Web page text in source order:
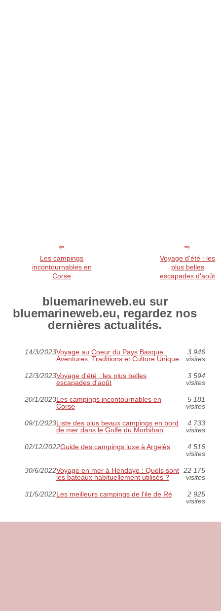
Les campings
incontournables en
Corse
Voyage d'été : les
plus belles
escapades d'août
bluemarineweb.eu sur
bluemarineweb.eu, regardez nos
dernières actualités.
14/3/2023Voyage au Coeur du Pays Basque :
Aventures, Traditions et Culture Unique.
3 946
visites
12/3/2023Voyage d'été : les plus belles
escapades d'août
3 594
visites
20/1/2023Les campings incontournables en
Corse
5 181
visites
09/1/2023Liste des plus beaux campings en bord
de mer dans le Golfe du Morbihan
4 733
visites
02/12/2022Guide des campings luxe à Argelès
4 516
visites
30/6/2022Voyage en mer à Hendaye : Quels sont
les bateaux habituellement utilisés ?
22 175
visites
31/5/2022Les meilleurs campings de l'ile de Ré
2 925
visites